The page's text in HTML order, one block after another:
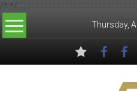
/* */
Skip to content
Thursday,